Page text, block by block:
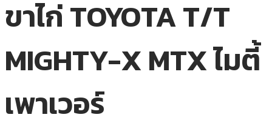
ขาไก่ TOYOTA T/T
MIGHTY-X MTX ไมตี้
เพาเวอร์